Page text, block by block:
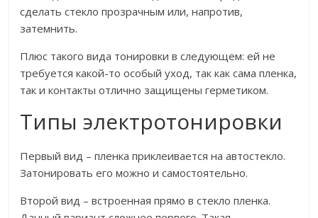
сделать стекло прозрачным или, напротив,
затемнить.
Плюс такого вида тонировки в следующем: ей не
требуется какой-то особый уход, так как сама пленка,
так и контакты отлично защищены герметиком.
Типы электротонировки
Первый вид – пленка приклеивается на автостекло.
Затонировать его можно и самостоятельно.
Второй вид – встроенная прямо в стекло пленка.